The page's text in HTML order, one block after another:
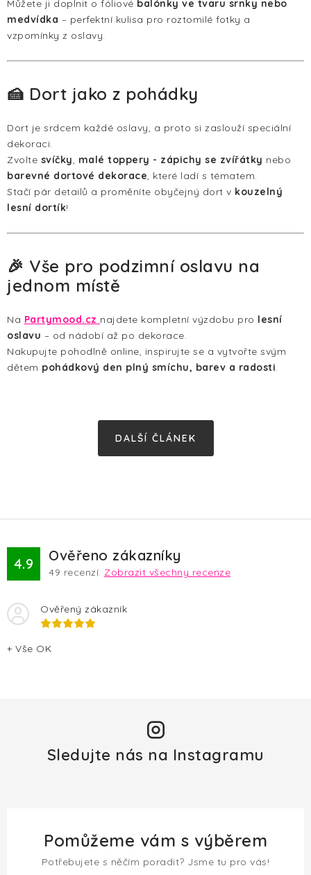
Můžete ji doplnit o fóliové balónky ve tvaru srnky nebo
medvídka – perfektní kulisa pro roztomilé fotky a
vzpomínky z oslavy.
🍰 Dort jako z pohádky
Dort je srdcem každé oslavy, a proto si zaslouží speciální
dekoraci.
Zvolte svíčky, malé toppery - zápichy se zvířátky nebo
barevné dortové dekorace, které ladí s tématem.
Stačí pár detailů a proměníte obyčejný dort v kouzelný
lesní dortík!
🎉 Vše pro podzimní oslavu na
jednom místě
Na Partymood.cz najdete kompletní výzdobu pro lesní
oslavu – od nádobí až po dekorace.
Nakupujte pohodlně online, inspirujte se a vytvořte svým
dětem pohádkový den plný smíchu, barev a radosti.
DALŠÍ ČLÁNEK
4.9 Ověřeno zákazníky
49 recenzí. Zobrazit všechny recenze
Ověřený zákazník
+ Vše OK
Sledujte nás na Instagramu
Pomůžeme vám s výběrem
Potřebujete s něčím poradit? Jsme tu pro vás!